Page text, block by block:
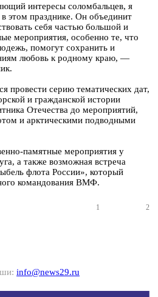
интересы соломбальцев, я
этом празднике. Он объединит
себя частью большой и
мероприятия, особенно те, что
помогут сохранить и
любовь к родному краю, —
провести серию тематических дат,
и гражданской истории
Отечества до мероприятий,
и арктическими подводными
памятные мероприятия у
а также возможная встреча
флота России», который
командования ВМФ.
1 2
info@news29.ru